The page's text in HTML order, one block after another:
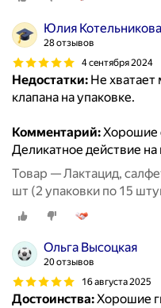
Юлия Котельникова
28 отзывов
4 сентября 2024
Недостатки: Не хватает
клапана на упаковке.
Комментарий:Хорошие
Деликатное действие на
Товар — Лактацид,
шт (2 упаковки по 15
Ольга Высоцкая
20 отзывов
16 августа 2025
Достоинства:Хорошие